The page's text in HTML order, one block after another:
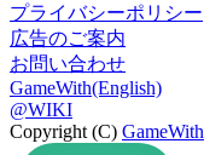
プライバシーポリシー
広告のご案内
お問い合わせ
GameWith(English)
@WIKI
Copyright (C) GameWith